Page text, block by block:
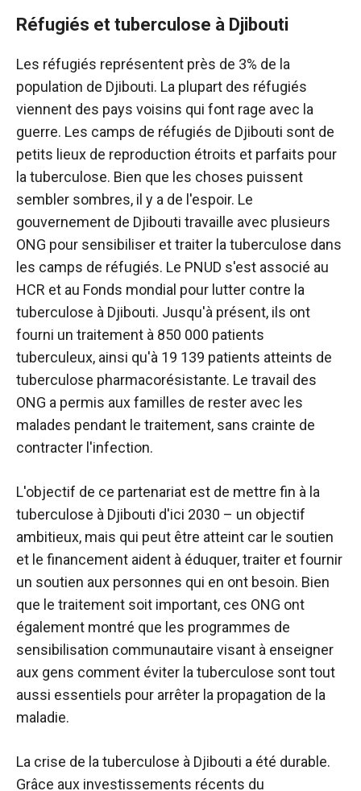
Réfugiés et tuberculose à Djibouti
Les réfugiés représentent près de 3% de la
population de Djibouti. La plupart des réfugiés
viennent des pays voisins qui font rage avec la
guerre. Les camps de réfugiés de Djibouti sont de
petits lieux de reproduction étroits et parfaits pour
la tuberculose. Bien que les choses puissent
sembler sombres, il y a de l'espoir. Le
gouvernement de Djibouti travaille avec plusieurs
ONG pour sensibiliser et traiter la tuberculose dans
les camps de réfugiés. Le PNUD s'est associé au
HCR et au Fonds mondial pour lutter contre la
tuberculose à Djibouti. Jusqu'à présent, ils ont
fourni un traitement à 850 000 patients
tuberculeux, ainsi qu'à 19 139 patients atteints de
tuberculose pharmacorésistante. Le travail des
ONG a permis aux familles de rester avec les
malades pendant le traitement, sans crainte de
contracter l'infection.
L'objectif de ce partenariat est de mettre fin à la
tuberculose à Djibouti d'ici 2030 – un objectif
ambitieux, mais qui peut être atteint car le soutien
et le financement aident à éduquer, traiter et fournir
un soutien aux personnes qui en ont besoin. Bien
que le traitement soit important, ces ONG ont
également montré que les programmes de
sensibilisation communautaire visant à enseigner
aux gens comment éviter la tuberculose sont tout
aussi essentiels pour arrêter la propagation de la
maladie.
La crise de la tuberculose à Djibouti a été durable.
Grâce aux investissements récents du